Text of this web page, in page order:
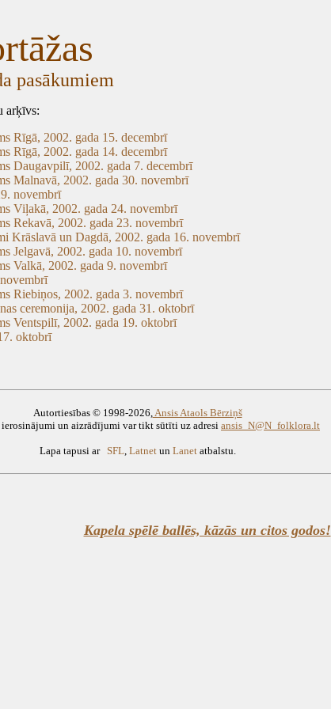
pasākumiem
arķīvs:
Rīgā, 2002. gada 15. decembrī
Rīgā, 2002. gada 14. decembrī
Daugavpilī, 2002. gada 7. decembrī
Malnavā, 2002. gada 30. novembrī
novembrī
Viļakā, 2002. gada 24. novembrī
Rekavā, 2002. gada 23. novembrī
Krāslavā un Dagdā, 2002. gada 16. novembrī
Jelgavā, 2002. gada 10. novembrī
Valkā, 2002. gada 9. novembrī
Riebiņos, 2002. gada 3. novembrī
ceremonija, 2002. gada 31. oktobrī
Ventspilī, 2002. gada 19. oktobrī
oktobrī
Autortiesības © 1998-2026,Ansis Ataols Bērziņš
ierosinājumi un aizrādījumi var tikt sūtīti uz adresiansis_N@N_folklora.lt
Lapa tapusi ar SFL, Latnetun Lanetatbalstu.
Kapela spēlē ballēs, kāzās un citos godos!